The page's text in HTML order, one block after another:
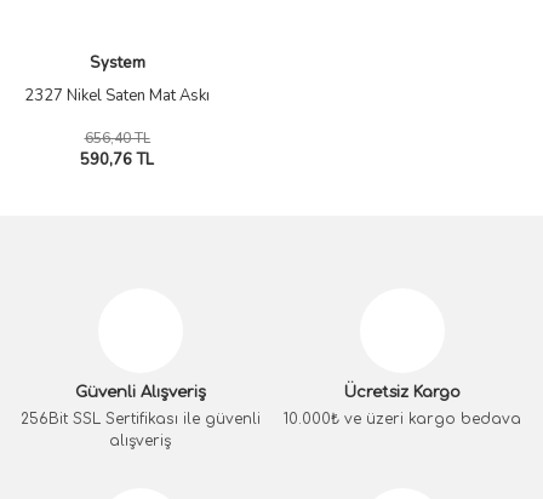
System
2327 Nikel Saten Mat Askı
656,40 TL
590,76 TL
Güvenli Alışveriş
256Bit SSL Sertifikası ile güvenli
alışveriş
Ücretsiz Kargo
10.000₺ ve üzeri kargo bedava